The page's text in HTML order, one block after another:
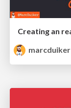
marcduiker